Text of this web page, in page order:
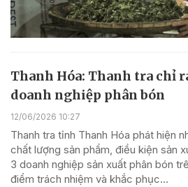
Thanh Hóa: Thanh tra chỉ
doanh nghiệp phân bón
12/06/2026 10:27
Thanh tra tỉnh Thanh Hóa phát hiện
chất lượng sản phẩm, điều kiện sản
3 doanh nghiệp sản xuất phân bón
điểm trách nhiệm và khắc phục...